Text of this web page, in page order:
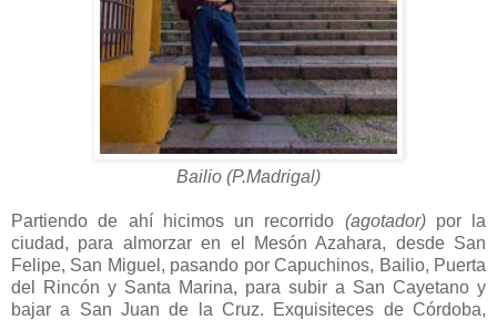
Bailio (P.Madrigal)
Partiendo de ahí hicimos un recorrido (agotador) por la
ciudad, para almorzar en el Mesón Azahara, desde San
Felipe, San Miguel, pasando por Capuchinos, Bailio, Puerta
del Rincón y Santa Marina, para subir a San Cayetano y
bajar a San Juan de la Cruz. Exquisiteces de Córdoba,